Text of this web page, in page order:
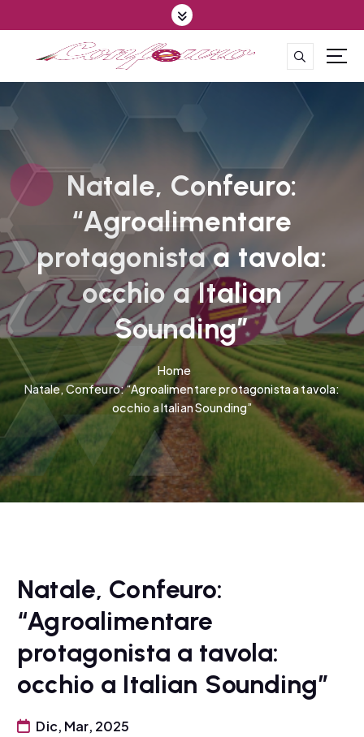
k
t
t
Natale, Confeuro:
“Agroalimentare
protagonista a tavola:
occhio a Italian
Sounding”
Home
Natale, Confeuro: “Agroalimentare protagonista a tavola:
occhio a Italian Sounding”
Natale, Confeuro:
“Agroalimentare
protagonista a tavola:
occhio a Italian Sounding”
Dic, Mar, 2025